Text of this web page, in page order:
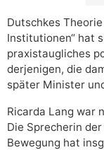
Dutschkes
Institutionen“ hat
praxistaugliches
derjenigen, die
später Minister
Ricarda Lang war
Die Sprecherin
Bewegung hat